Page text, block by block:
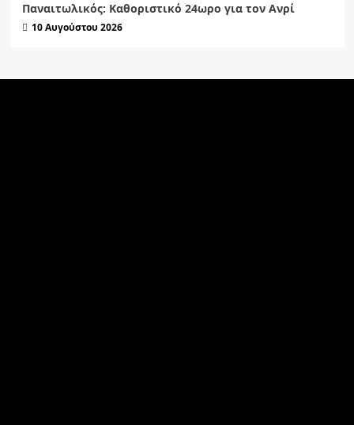
Παναιτωλικός: Καθοριστικό 24ωρο για τον Ανρί
10 Αυγούστου 2026